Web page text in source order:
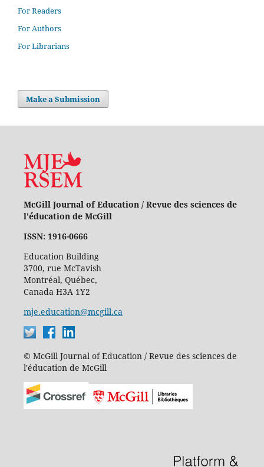
For Readers
For Authors
For Librarians
Make a Submission
McGill Journal of Education / Revue des sciences de
l'éducation de McGill
ISSN: 1916-0666
Education Building
3700, rue McTavish
Montréal, Québec,
Canada H3A 1Y2
mje.education@mcgill.ca
© McGill Journal of Education / Revue des sciences de
l'éducation de McGill